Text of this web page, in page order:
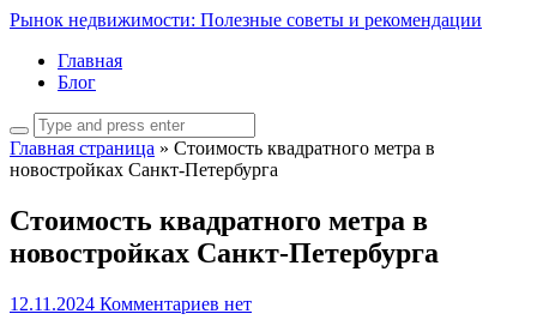
Рынок недвижимости: Полезные советы и рекомендации
Главная
Блог
Главная страница » Стоимость квадратного метра в
новостройках Санкт-Петербурга
Стоимость квадратного метра в
новостройках Санкт-Петербурга
12.11.2024 Комментариев нет